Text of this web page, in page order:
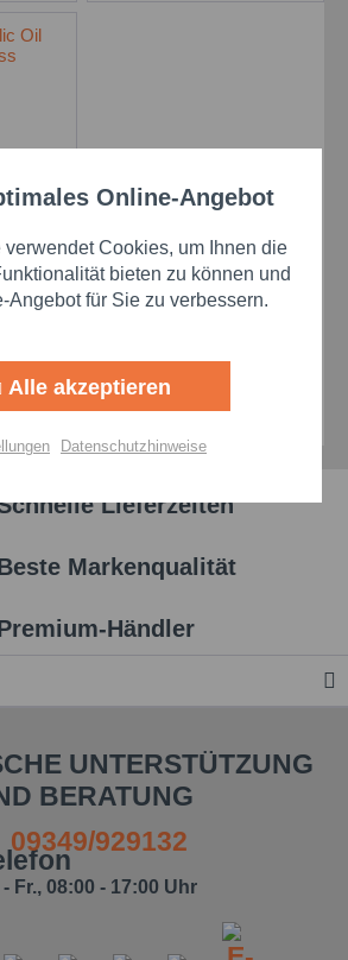
Liter)
Lieferzeiten
Markenqualität
Händler
UNTERSTÜTZUNG
BERATUNG
09349/929132
- Fr., 08:00 - 17:00 Uhr
Aktiv
Aktiv
Aktiv
speichern
Online-Angebot
verwendet Cookies, um Ihnen die
bieten zu können und
Angebot für Sie zu verbessern.
Alle akzeptieren
Datenschutzhinweise